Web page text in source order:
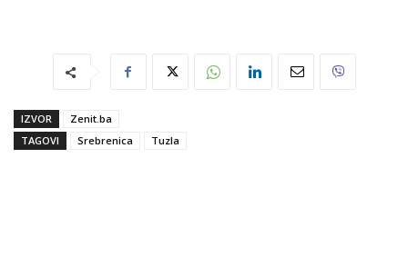
IZVOR
Zenit.ba
TAGOVI
Srebrenica Tuzla